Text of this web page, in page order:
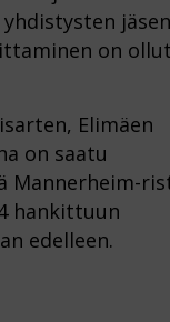
on ollut
Elimäen
on saatu
Mannerheim-
hankittuun
edelleen.